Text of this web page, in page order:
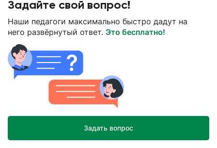
Задайте свой вопрос!
Наши педагоги максимально быстро дадут на
него развёрнутый ответ. Это бесплатно!
Задать вопрос